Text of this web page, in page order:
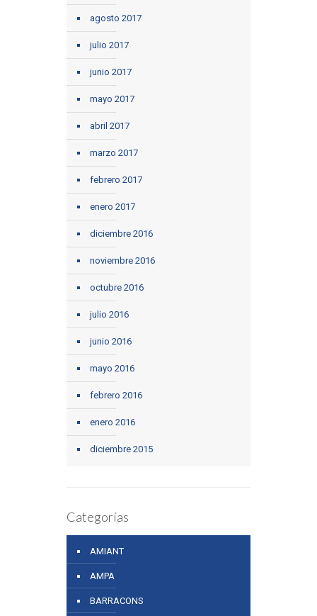
agosto 2017
julio 2017
junio 2017
mayo 2017
abril 2017
marzo 2017
febrero 2017
enero 2017
diciembre 2016
noviembre 2016
octubre 2016
julio 2016
junio 2016
mayo 2016
febrero 2016
enero 2016
diciembre 2015
Categorías
AMIANT
AMPA
BARRACONS